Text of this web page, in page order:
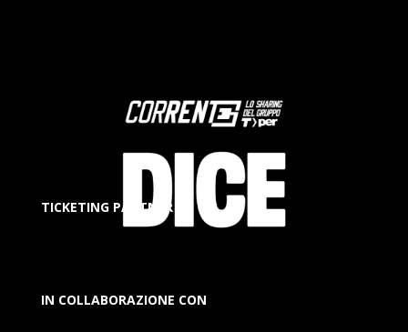
TICKETING PARTNER
IN COLLABORAZIONE CON